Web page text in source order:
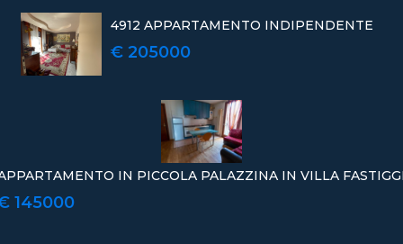
4912 APPARTAMENTO INDIPENDENTE
€ 205000
IN PICCOLA PALAZZINA IN VILLA
145000